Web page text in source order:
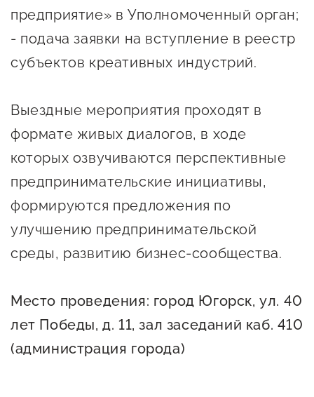
Поддержка центра
предпринимателей
Истории успеха
Оказание услуг в
социальной сфере
О центре
Проекты
Поддержка центра
технологического и
креативного
Обучающие
мероприятия
Проекты
Поддержка центра
Онлайн-витрина
Экскурсии на
Центр поддержки экспорта
Справочник
предпринимателя
Интерактивные сервисы
Каталог маркетплейсов
предприятие» в Уполномоченный орган;
- подача заявки на вступление в реестр
субъектов креативных индустрий.
Выездные мероприятия проходят в
формате живых диалогов, в ходе
которых озвучиваются перспективные
предпринимательские инициативы,
формируются предложения по
улучшению предпринимательской
среды, развитию бизнес-сообщества.
Место проведения: город Югорск,ул. 40
лет Победы, д. 11, зал заседаний каб. 410
(администрация города)